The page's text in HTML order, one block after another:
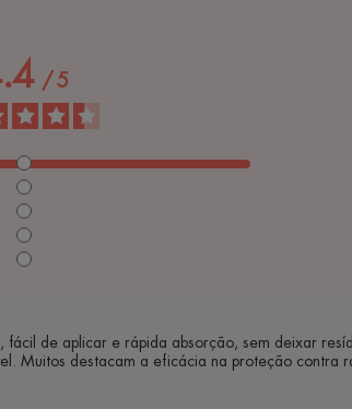
/5
de aplicar e rápida absorção, sem deixar
Muitos destacam a eficácia na proteção contra